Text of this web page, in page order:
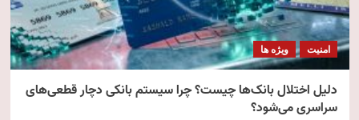
امنیت ویژه ها
دلیل اختلال بانک‌ها چیست؟ چرا سیستم بانکی دچار قطعی‌های
سراسری می‌شود؟